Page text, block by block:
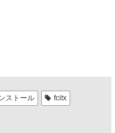
ストール
fcitx